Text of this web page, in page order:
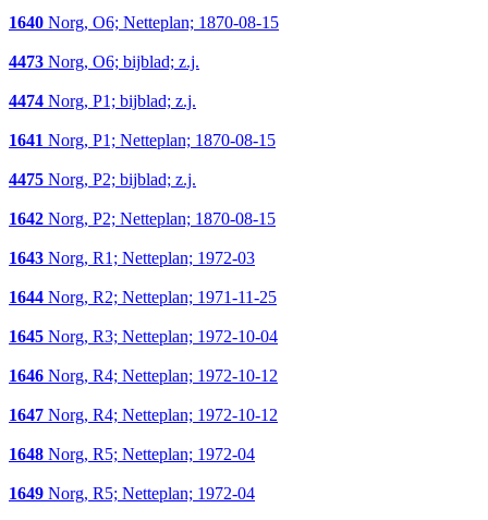
1640 Norg, O6; Netteplan; 1870-08-15
4473 Norg, O6; bijblad; z.j.
4474 Norg, P1; bijblad; z.j.
1641 Norg, P1; Netteplan; 1870-08-15
4475 Norg, P2; bijblad; z.j.
1642 Norg, P2; Netteplan; 1870-08-15
1643 Norg, R1; Netteplan; 1972-03
1644 Norg, R2; Netteplan; 1971-11-25
1645 Norg, R3; Netteplan; 1972-10-04
1646 Norg, R4; Netteplan; 1972-10-12
1647 Norg, R4; Netteplan; 1972-10-12
1648 Norg, R5; Netteplan; 1972-04
1649 Norg, R5; Netteplan; 1972-04